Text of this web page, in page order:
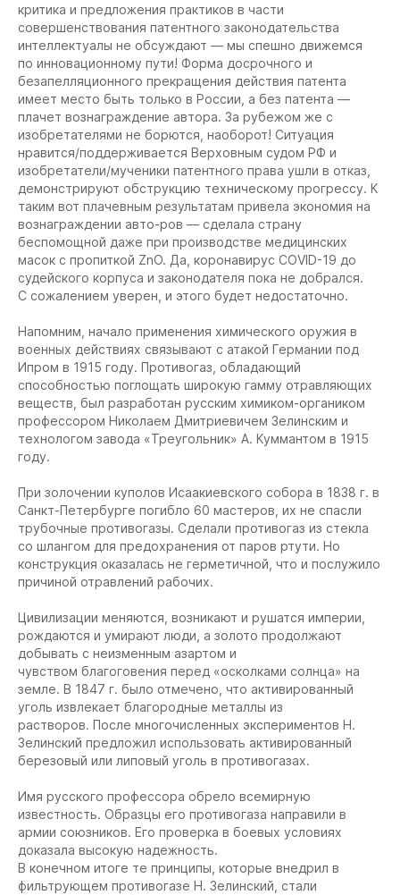
критика и предложения практиков в части
совершенствования патентного законодательства
интеллектуалы не обсуждают — мы спешно движемся
по инновационному пути! Форма досрочного и
безапелляционного прекращения действия патента
имеет место быть только в России, а без патента —
плачет вознаграждение автора. За рубежом же с
изобретателями не борются, наоборот! Ситуация
нравится/поддерживается Верховным судом РФ и
изобретатели/мученики патентного права ушли в отказ,
демонстрируют обструкцию техническому прогрессу. К
таким вот плачевным результатам привела экономия на
вознаграждении авто-ров — сделала страну
беспомощной даже при производстве медицинских
масок с пропиткой ZnO. Да, коронавирус COVID-19 до
судейского корпуса и законодателя пока не добрался.
С сожалением уверен, и этого будет недостаточно.
Напомним, начало применения химического оружия в
военных действиях связывают с атакой Германии под
Ипром в 1915 году. Противогаз, обладающий
способностью поглощать широкую гамму отравляющих
веществ, был разработан русским химиком-органиком
профессором Николаем Дмитриевичем Зелинским и
технологом завода «Треугольник» А. Куммантом в 1915
году.
При золочении куполов Исаакиевского собора в 1838 г. в
Санкт-Петербурге погибло 60 мастеров, их не спасли
трубочные противогазы. Сделали противогаз из стекла
со шлангом для предохранения от паров ртути. Но
конструкция оказалась не герметичной, что и послужило
причиной отравлений рабочих.
Цивилизации меняются, возникают и рушатся империи,
рождаются и умирают люди, а золото продолжают
добывать с неизменным азартом и
чувством благоговения перед «осколками солнца» на
земле. В 1847 г. было отмечено, что активированный
уголь извлекает благородные металлы из
растворов. После многочисленных экспериментов Н.
Зелинский предложил использовать активированный
березовый или липовый уголь в противогазах.
Имя русского профессора обрело всемирную
известность. Образцы его противогаза направили в
армии союзников. Его проверка в боевых условиях
доказала высокую надежность.
В конечном итоге те принципы, которые внедрил в
фильтрующем противогазе Н. Зелинский, стали